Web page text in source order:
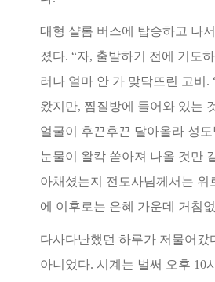
대형 샬롬 버스에 탑승하고 나
졌다. “자, 출발하기 전에 기도
러나 얼마 안 가 맞닥뜨린 고비.
왔지 만, 찜질방에 들어와 있는
얼굴이 후끈후끈 달아올라 성
눈물이 왈칵 쏟아져 나올 것만
아채셨는지 전도사님께서는 위
에 이후로는 은혜 가운데 거침
다사다난했던 하루가 저물어
아니었다. 시계는 벌써 오후 10